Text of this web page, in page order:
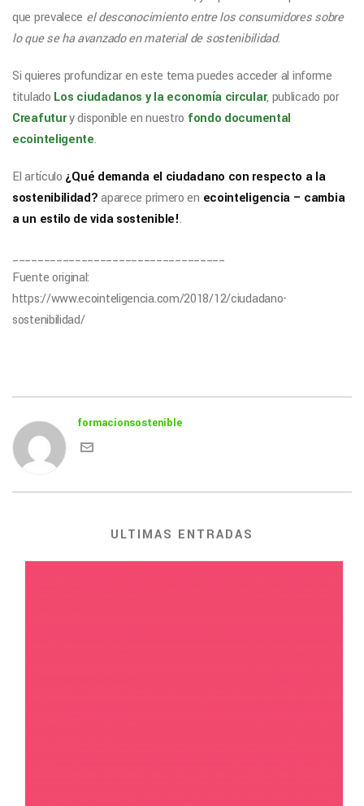
que prevalece el desconocimiento entre los consumidores sobre
lo que se ha avanzado en material de sostenibilidad.
Si quieres profundizar en este tema puedes acceder al informe
titulado Los ciudadanos y la economía circular, publicado por
Creafutury disponible en nuestro fondo documental
ecointeligente.
El artículo ¿Qué demanda el ciudadano con respecto a la
sostenibilidad?aparece primero en ecointeligencia – cambia
a un estilo de vida sostenible!.
__________________________________
Fuente original:
https://www.ecointeligencia.com/2018/12/ciudadano-
sostenibilidad/
formacionsostenible
ULTIMAS ENTRADAS